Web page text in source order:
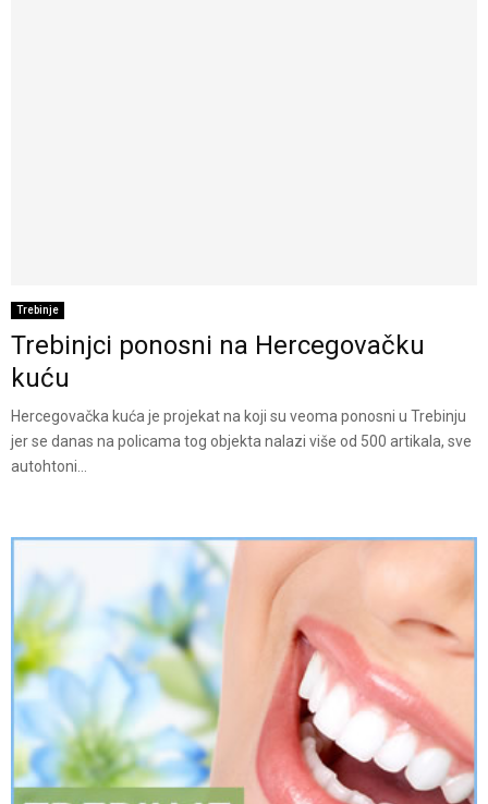
Trebinje
Trebinjci ponosni na Hercegovačku
kuću
Hercegovačka kuća je projekat na koji su veoma ponosni u Trebinju
jer se danas na policama tog objekta nalazi više od 500 artikala, sve
autohtoni...